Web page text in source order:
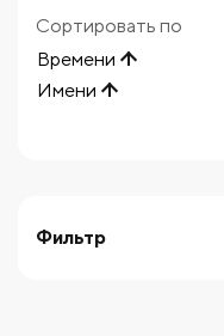
Фильтр
Сортировать по
Времени
Имени